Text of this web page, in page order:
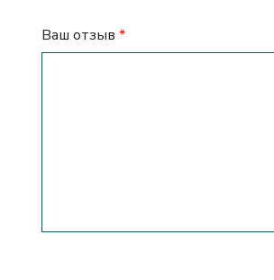
Ваш отзыв *